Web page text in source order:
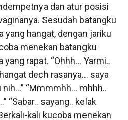
dan atur posisi
Sesudah batangku
yang hangat, dengan jariku
menekan batangku
rapat. “Ohhh… Yarmi..
dech rasanya… saya
“Mmmmhh… mhhh..
“Sabar.. sayang.. kelak
kali kucoba menekan